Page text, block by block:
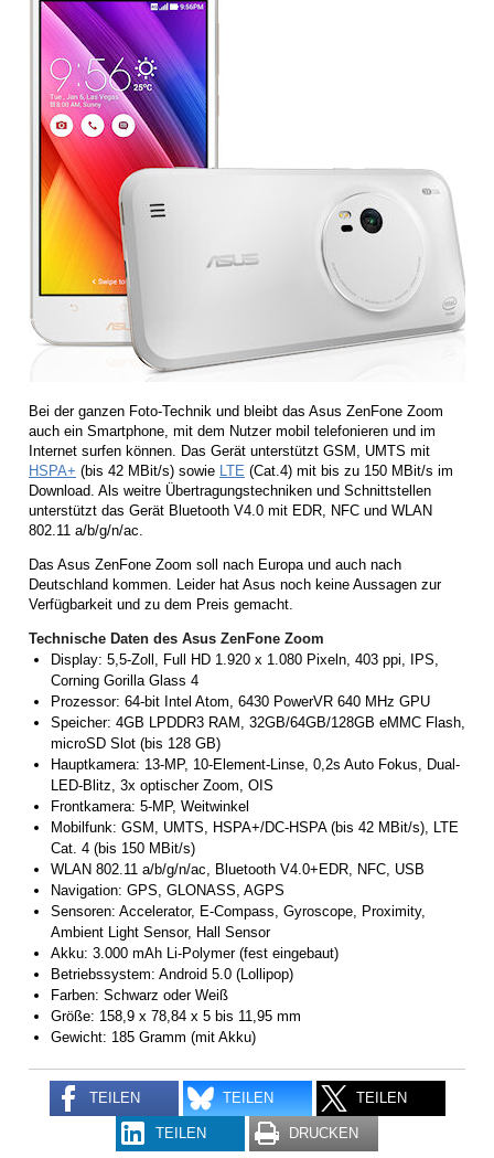
Bei der ganzen Foto-Technik und bleibt das Asus ZenFone Zoom
auch ein Smartphone, mit dem Nutzer mobil telefonieren und im
Internet surfen können. Das Gerät unterstützt GSM, UMTS mit
HSPA+ (bis 42 MBit/s) sowie LTE (Cat.4) mit bis zu 150 MBit/s im
Download. Als weitre Übertragungstechniken und Schnittstellen
unterstützt das Gerät Bluetooth V4.0 mit EDR, NFC und WLAN
802.11 a/b/g/n/ac.
Das Asus ZenFone Zoom soll nach Europa und auch nach
Deutschland kommen. Leider hat Asus noch keine Aussagen zur
Verfügbarkeit und zu dem Preis gemacht.
Technische Daten des Asus ZenFone Zoom
Display: 5,5-Zoll, Full HD 1.920 x 1.080 Pixeln, 403 ppi, IPS,
Corning Gorilla Glass 4
Prozessor: 64-bit Intel Atom, 6430 PowerVR 640 MHz GPU
Speicher: 4GB LPDDR3 RAM, 32GB/64GB/128GB eMMC Flash,
microSD Slot (bis 128 GB)
Hauptkamera: 13-MP, 10-Element-Linse, 0,2s Auto Fokus, Dual-
LED-Blitz, 3x optischer Zoom, OIS
Frontkamera: 5-MP, Weitwinkel
Mobilfunk: GSM, UMTS, HSPA+/DC-HSPA (bis 42 MBit/s), LTE
Cat. 4 (bis 150 MBit/s)
WLAN 802.11 a/b/g/n/ac, Bluetooth V4.0+EDR, NFC, USB
Navigation: GPS, GLONASS, AGPS
Sensoren: Accelerator, E-Compass, Gyroscope, Proximity,
Ambient Light Sensor, Hall Sensor
Akku: 3.000 mAh Li-Polymer (fest eingebaut)
Betriebssystem: Android 5.0 (Lollipop)
Farben: Schwarz oder Weiß
Größe: 158,9 x 78,84 x 5 bis 11,95 mm
Gewicht: 185 Gramm (mit Akku)
TEILEN TEILEN TEILEN
TEILEN DRUCKEN